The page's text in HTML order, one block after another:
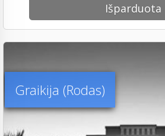
Išparduota
Graikija (Rodas)